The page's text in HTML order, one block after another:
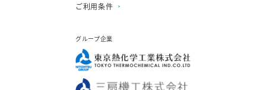
ご利用条件
グループ企業